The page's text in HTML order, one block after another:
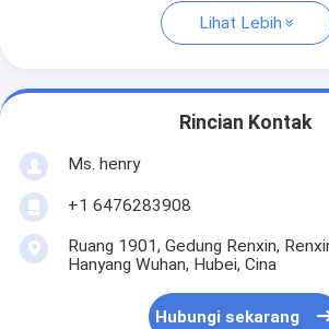
Lihat Lebih
Rincian Kontak
Ms. henry
+1 6476283908
Ruang 1901, Gedung Renxin,
Hanyang Wuhan, Hubei, Cina
Hubungi sekarang